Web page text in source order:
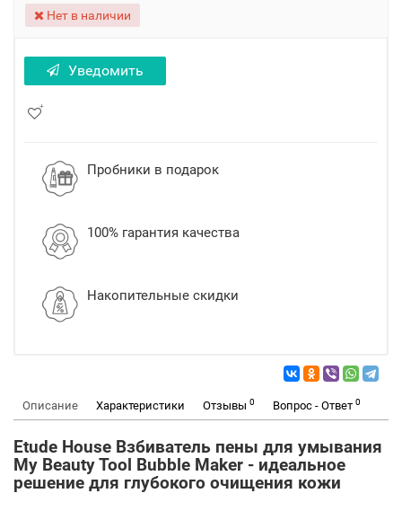
Нет в наличии
Уведомить
Пробники в подарок
100% гарантия качества
Накопительные скидки
Описание Характеристики Отзывы 0 Вопрос - Ответ 0
Etude House Взбиватель пены для умывания
My Beauty Tool Bubble Maker - идеальное
решение для глубокого очищения кожи